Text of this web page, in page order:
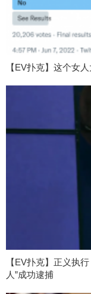
【EV扑克】这个女
【EV扑克】正义执
人”成功逮捕